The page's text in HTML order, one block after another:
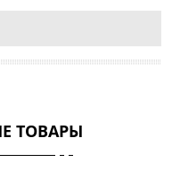
ТОВАРЫ